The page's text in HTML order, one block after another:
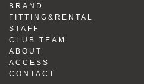
BRAND
FITTING&RENTAL
STAFF
CLUB TEAM
ABOUT
ACCESS
CONTACT